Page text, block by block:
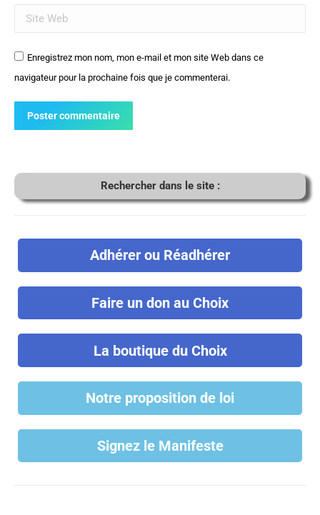
Site Web
Enregistrez mon nom, mon e-mail et mon site Web dans ce
navigateur pour la prochaine fois que je commenterai.
Poster commentaire
Rechercher dans le site :
Adhérer ou Réadhérer
Faire un don au Choix
La boutique du Choix
Notre proposition de loi
Signez le Manifeste